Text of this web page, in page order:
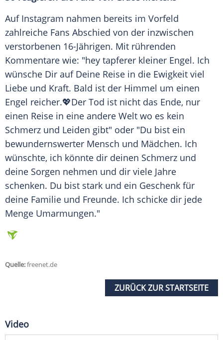
Auf Instagram nahmen bereits im Vorfeld
zahlreiche Fans Abschied von der inzwischen
verstorbenen 16-Jährigen. Mit rührenden
Kommentare wie: "hey tapferer kleiner Engel. Ich
wünsche Dir auf Deine Reise in die Ewigkeit viel
Liebe und Kraft. Bald ist der Himmel um einen
Engel reicher.💖Der Tod ist nicht das Ende, nur
einen Reise in eine andere Welt wo es kein
Schmerz und Leiden gibt" oder "Du bist ein
bewundernswerter Mensch und Mädchen. Ich
wünschte, ich könnte dir deinen Schmerz und
deine Sorgen nehmen und dir viele Jahre
schenken. Du bist stark und ein Geschenk für
deine Familie und Freunde. Ich schicke dir jede
Menge Umarmungen."
Quelle:freenet.de
ZURÜCK ZUR STARTSEITE
Video